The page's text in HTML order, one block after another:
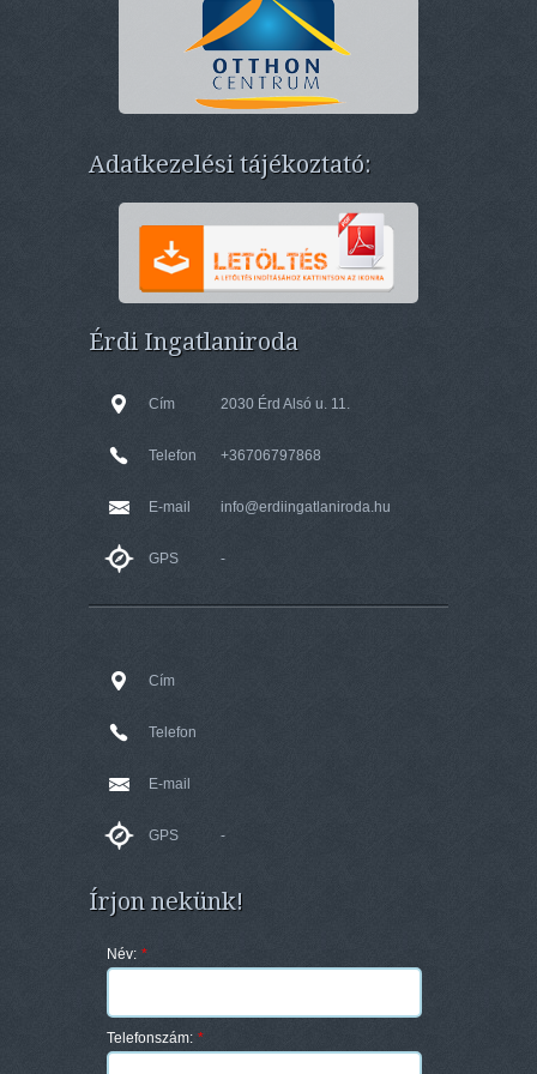
Adatkezelési tájékoztató:
Érdi Ingatlaniroda
Cím 2030 Érd Alsó u. 11.
Telefon +36706797868
E-mail info@erdiingatlaniroda.hu
GPS -
Cím
Telefon
E-mail
GPS -
Írjon nekünk!
Név: *
Telefonszám: *